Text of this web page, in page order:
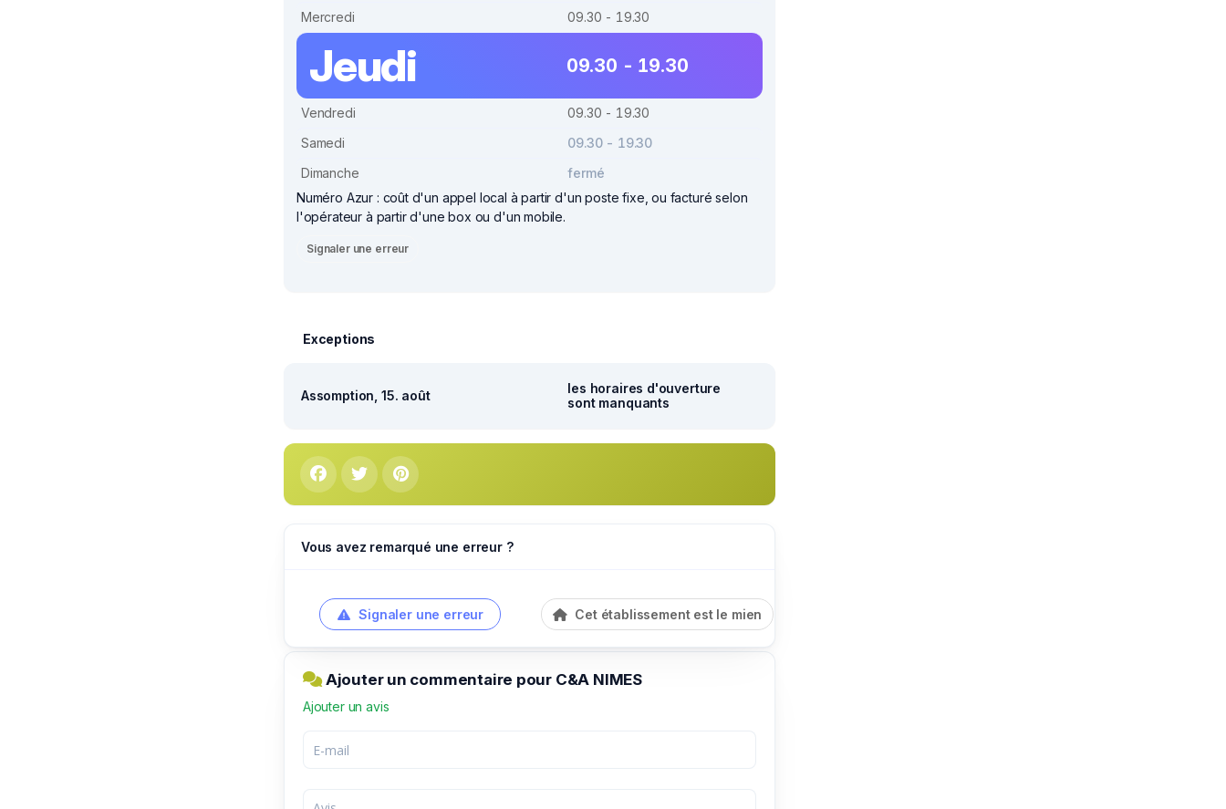
Mercredi
09.30 - 19.30
Jeudi 09.30 - 19.30
Vendredi
09.30 - 19.30
Samedi
09.30 - 19.30
Dimanche
fermé
Numéro Azur : coût d'un appel local à partir d'un poste fixe, ou facturé selon
l'opérateur à partir d'une box ou d'un mobile.
Signaler une erreur
Exceptions
Assomption, 15. août
les horaires d'ouverture
sont manquants
Vous avez remarqué une erreur ?
Signaler une erreur Cet établissement est le mien
Ajouter un commentaire pour C&A NIMES
Ajouter un avis